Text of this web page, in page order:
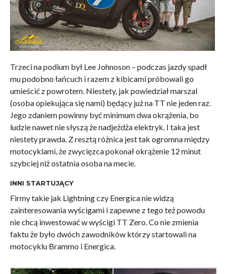
Trzeci na podium był Lee Johnoson – podczas jazdy spadł
mu podobno łańcuch i razem z kibicami próbowali go
umieścić z powrotem. Niestety, jak powiedział marszal
(osoba opiekującasię nami) będący już na TT nie jeden raz.
Jego zdaniem powinny być minimum dwa okrążenia, bo
ludzie nawet nie słyszą że nadjeżdża elektryk. I taka jest
niestety prawda. Z resztą różnica jest tak ogromna między
motocyklami, że zwycięzca pokonał okrążenie 12 minut
szybciej niż ostatnia osoba na mecie.
INNI STARTUJĄCY
Firmy takie jak Lightning czy Energica nie widzą
zainteresowania wyścigami i zapewne z tego też powodu
nie chcą inwestować w wyścigi TT Zero. Co nie zmienia
faktu że było dwóch zawodników którzy startowali na
motocyklu Brammo i Energica.